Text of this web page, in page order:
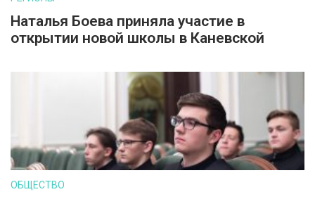
Наталья Боева приняла участие в
открытии новой школы в Каневской
ОБЩЕСТВО